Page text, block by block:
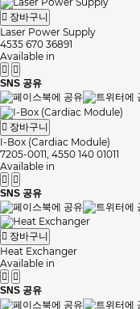
장바구니
Laser Power Supply
4535 670 36891
Available in
SNS 공유
장바구니
I-Box (Cardiac Module)
7205-0011, 4550 140 01011
Available in
SNS 공유
장바구니
Heat Exchanger
Available in
SNS 공유